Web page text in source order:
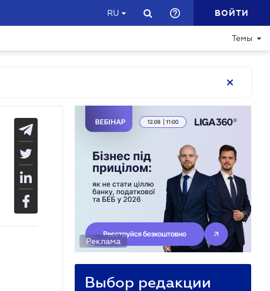
RU ВОЙТИ
Темы
Реклама
Выбор редакции